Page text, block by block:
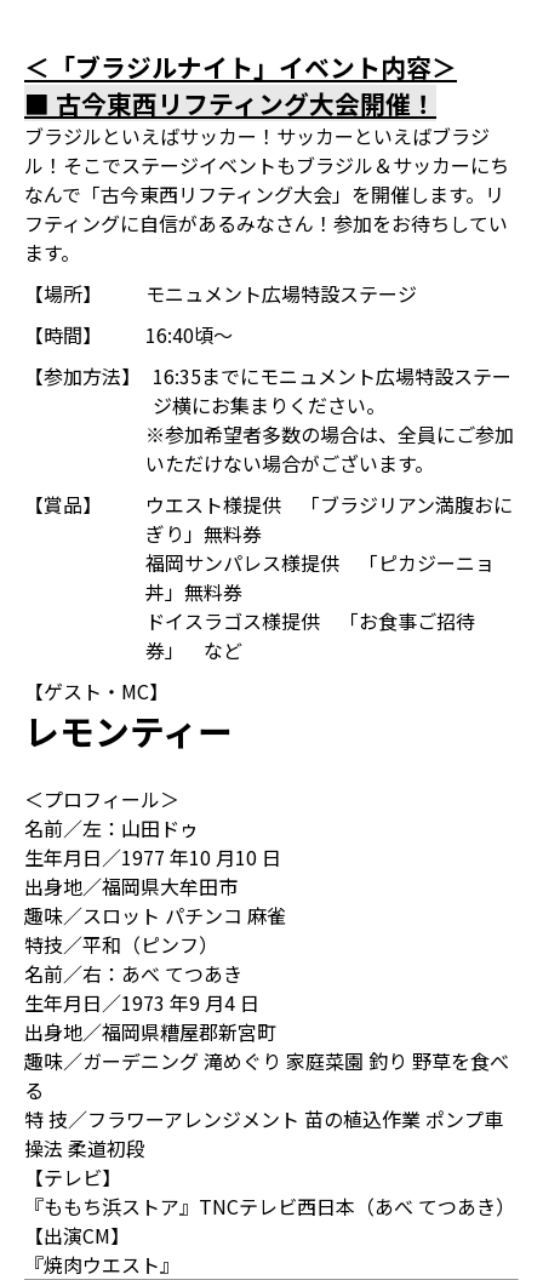
＜「ブラジルナイト」イベント内容＞
■ 古今東西リフティング大会開催！
ブラジルといえばサッカー！サッカーといえばブラジ
ル！そこでステージイベントもブラジル＆サッカーにち
なんで「古今東西リフティング大会」を開催します。リ
フティングに自信があるみなさん！参加をお待ちしてい
ます。
【場所】
モニュメント広場特設ステージ
【時間】
16:40頃～
【参加方法】
16:35までにモニュメント広場特設ステー
ジ横にお集まりください。
※参加希望者多数の場合は、全員にご参加
いただけない場合がございます。
【賞品】
ウエスト様提供 「ブラジリアン満腹おに
ぎり」無料券
福岡サンパレス様提供 「ピカジーニョ
丼」無料券
ドイスラゴス様提供 「お食事ご招待
券」 など
【ゲスト・MC】
レモンティー
＜プロフィール＞
名前／左：山田ドゥ
生年月日／1977 年10 月10 日
出身地／福岡県大牟田市
趣味／スロット パチンコ 麻雀
特技／平和（ピンフ）
名前／右：あべ てつあき
生年月日／1973 年9 月4 日
出身地／福岡県糟屋郡新宮町
趣味／ガーデニング 滝めぐり 家庭菜園 釣り 野草を食べ
る
特 技／フラワーアレンジメント 苗の植込作業 ポンプ車
操法 柔道初段
【テレビ】
『ももち浜ストア』TNCテレビ西日本（あべ てつあき）
【出演CM】
『焼肉ウエスト』